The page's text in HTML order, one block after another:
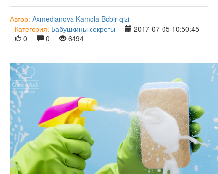
Автор: Axmedjanova Kamola Bobir qizi
Категория: Бабушкины секреты
2017-07-05 10:50:45
0
0 6494